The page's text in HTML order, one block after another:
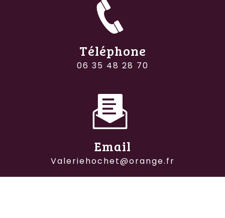
Téléphone
06 35 48 28 70
Email
valeriehochet@orange.fr